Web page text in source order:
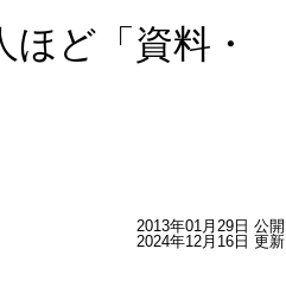
ど「資料・
2013年01月29日 公開
2024年12月16日 更新